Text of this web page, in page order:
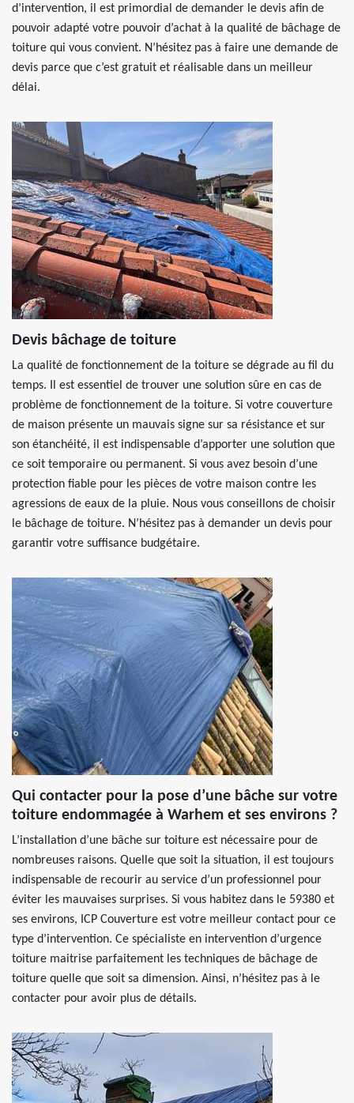
d’intervention, il est primordial de demander le devis afin de
pouvoir adapté votre pouvoir d’achat à la qualité de bâchage de
toiture qui vous convient. N’hésitez pas à faire une demande de
devis parce que c’est gratuit et réalisable dans un meilleur
délai.
Devis bâchage de toiture
La qualité de fonctionnement de la toiture se dégrade au fil du
temps. Il est essentiel de trouver une solution sûre en cas de
problème de fonctionnement de la toiture. Si votre couverture
de maison présente un mauvais signe sur sa résistance et sur
son étanchéité, il est indispensable d’apporter une solution que
ce soit temporaire ou permanent. Si vous avez besoin d’une
protection fiable pour les pièces de votre maison contre les
agressions de eaux de la pluie. Nous vous conseillons de choisir
le bâchage de toiture. N’hésitez pas à demander un devis pour
garantir votre suffisance budgétaire.
Qui contacter pour la pose d’une bâche sur votre
toiture endommagée à Warhem et ses environs ?
L’installation d’une bâche sur toiture est nécessaire pour de
nombreuses raisons. Quelle que soit la situation, il est toujours
indispensable de recourir au service d’un professionnel pour
éviter les mauvaises surprises. Si vous habitez dans le 59380 et
ses environs, ICP Couverture est votre meilleur contact pour ce
type d’intervention. Ce spécialiste en intervention d’urgence
toiture maitrise parfaitement les techniques de bâchage de
toiture quelle que soit sa dimension. Ainsi, n’hésitez pas à le
contacter pour avoir plus de détails.